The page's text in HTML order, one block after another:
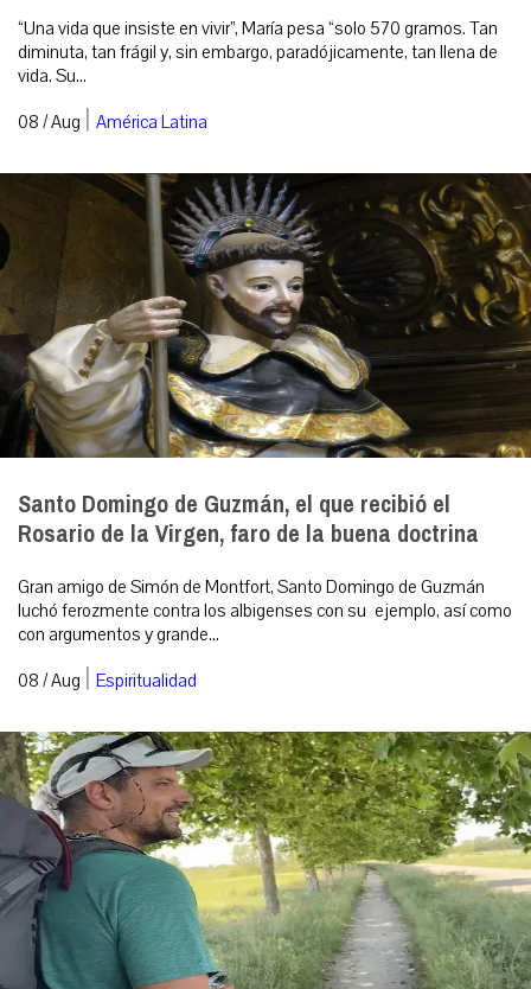
“Una vida que insiste en vivir”, María pesa “solo 570 gramos. Tan
diminuta, tan frágil y, sin embargo, paradójicamente, tan llena de
vida. Su...
08 / Aug | América Latina
Santo Domingo de Guzmán, el que recibió el
Rosario de la Virgen, faro de la buena doctrina
Gran amigo de Simón de Montfort, Santo Domingo de Guzmán
luchó ferozmente contra los albigenses con su ejemplo, así como
con argumentos y grande...
08 / Aug | Espiritualidad